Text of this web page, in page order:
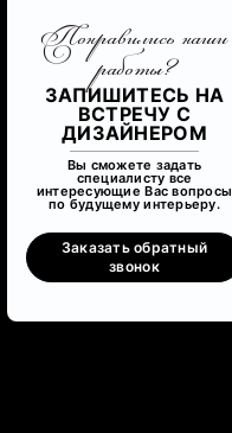
Понравились наши
работы?
ЗАПИШИТЕСЬ НА
ВСТРЕЧУ С
ДИЗАЙНЕРОМ
Вы сможете задать
специалисту все
интересующие Вас вопросы
по будущему интерьеру.
Заказать обратный
звонок